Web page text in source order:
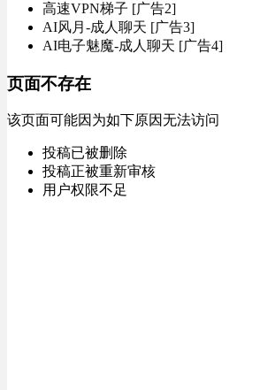
高速VPN梯子 [广告2]
AI风月-成人聊天 [广告3]
AI电子魅魔-成人聊天 [广告4]
页面不存在
该页面可能因为如下原因无法访问
投稿已被删除
投稿正被重新审核
用户权限不足